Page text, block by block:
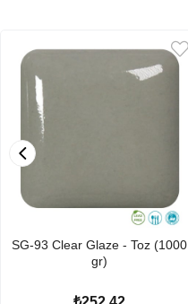
SG-93 Clear Glaze - Toz (1000
gr)